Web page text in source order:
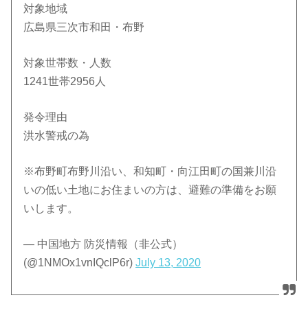
対象地域
広島県三次市和田・布野
対象世帯数・人数
1241世帯2956人
発令理由
洪水警戒の為
※布野町布野川沿い、和知町・向江田町の国兼川沿
いの低い土地にお住まいの方は、避難の準備をお願
いします。
— 中国地方 防災情報（非公式）
(@1NMOx1vnIQclP6r)July 13, 2020